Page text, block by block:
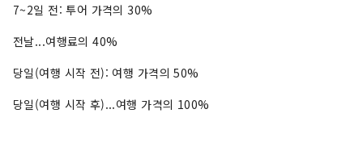
7~2일 전: 투어 가격의 30%
전날...여행료의 40%
당일(여행 시작 전): 여행 가격의 50%
당일(여행 시작 후)...여행 가격의 100%